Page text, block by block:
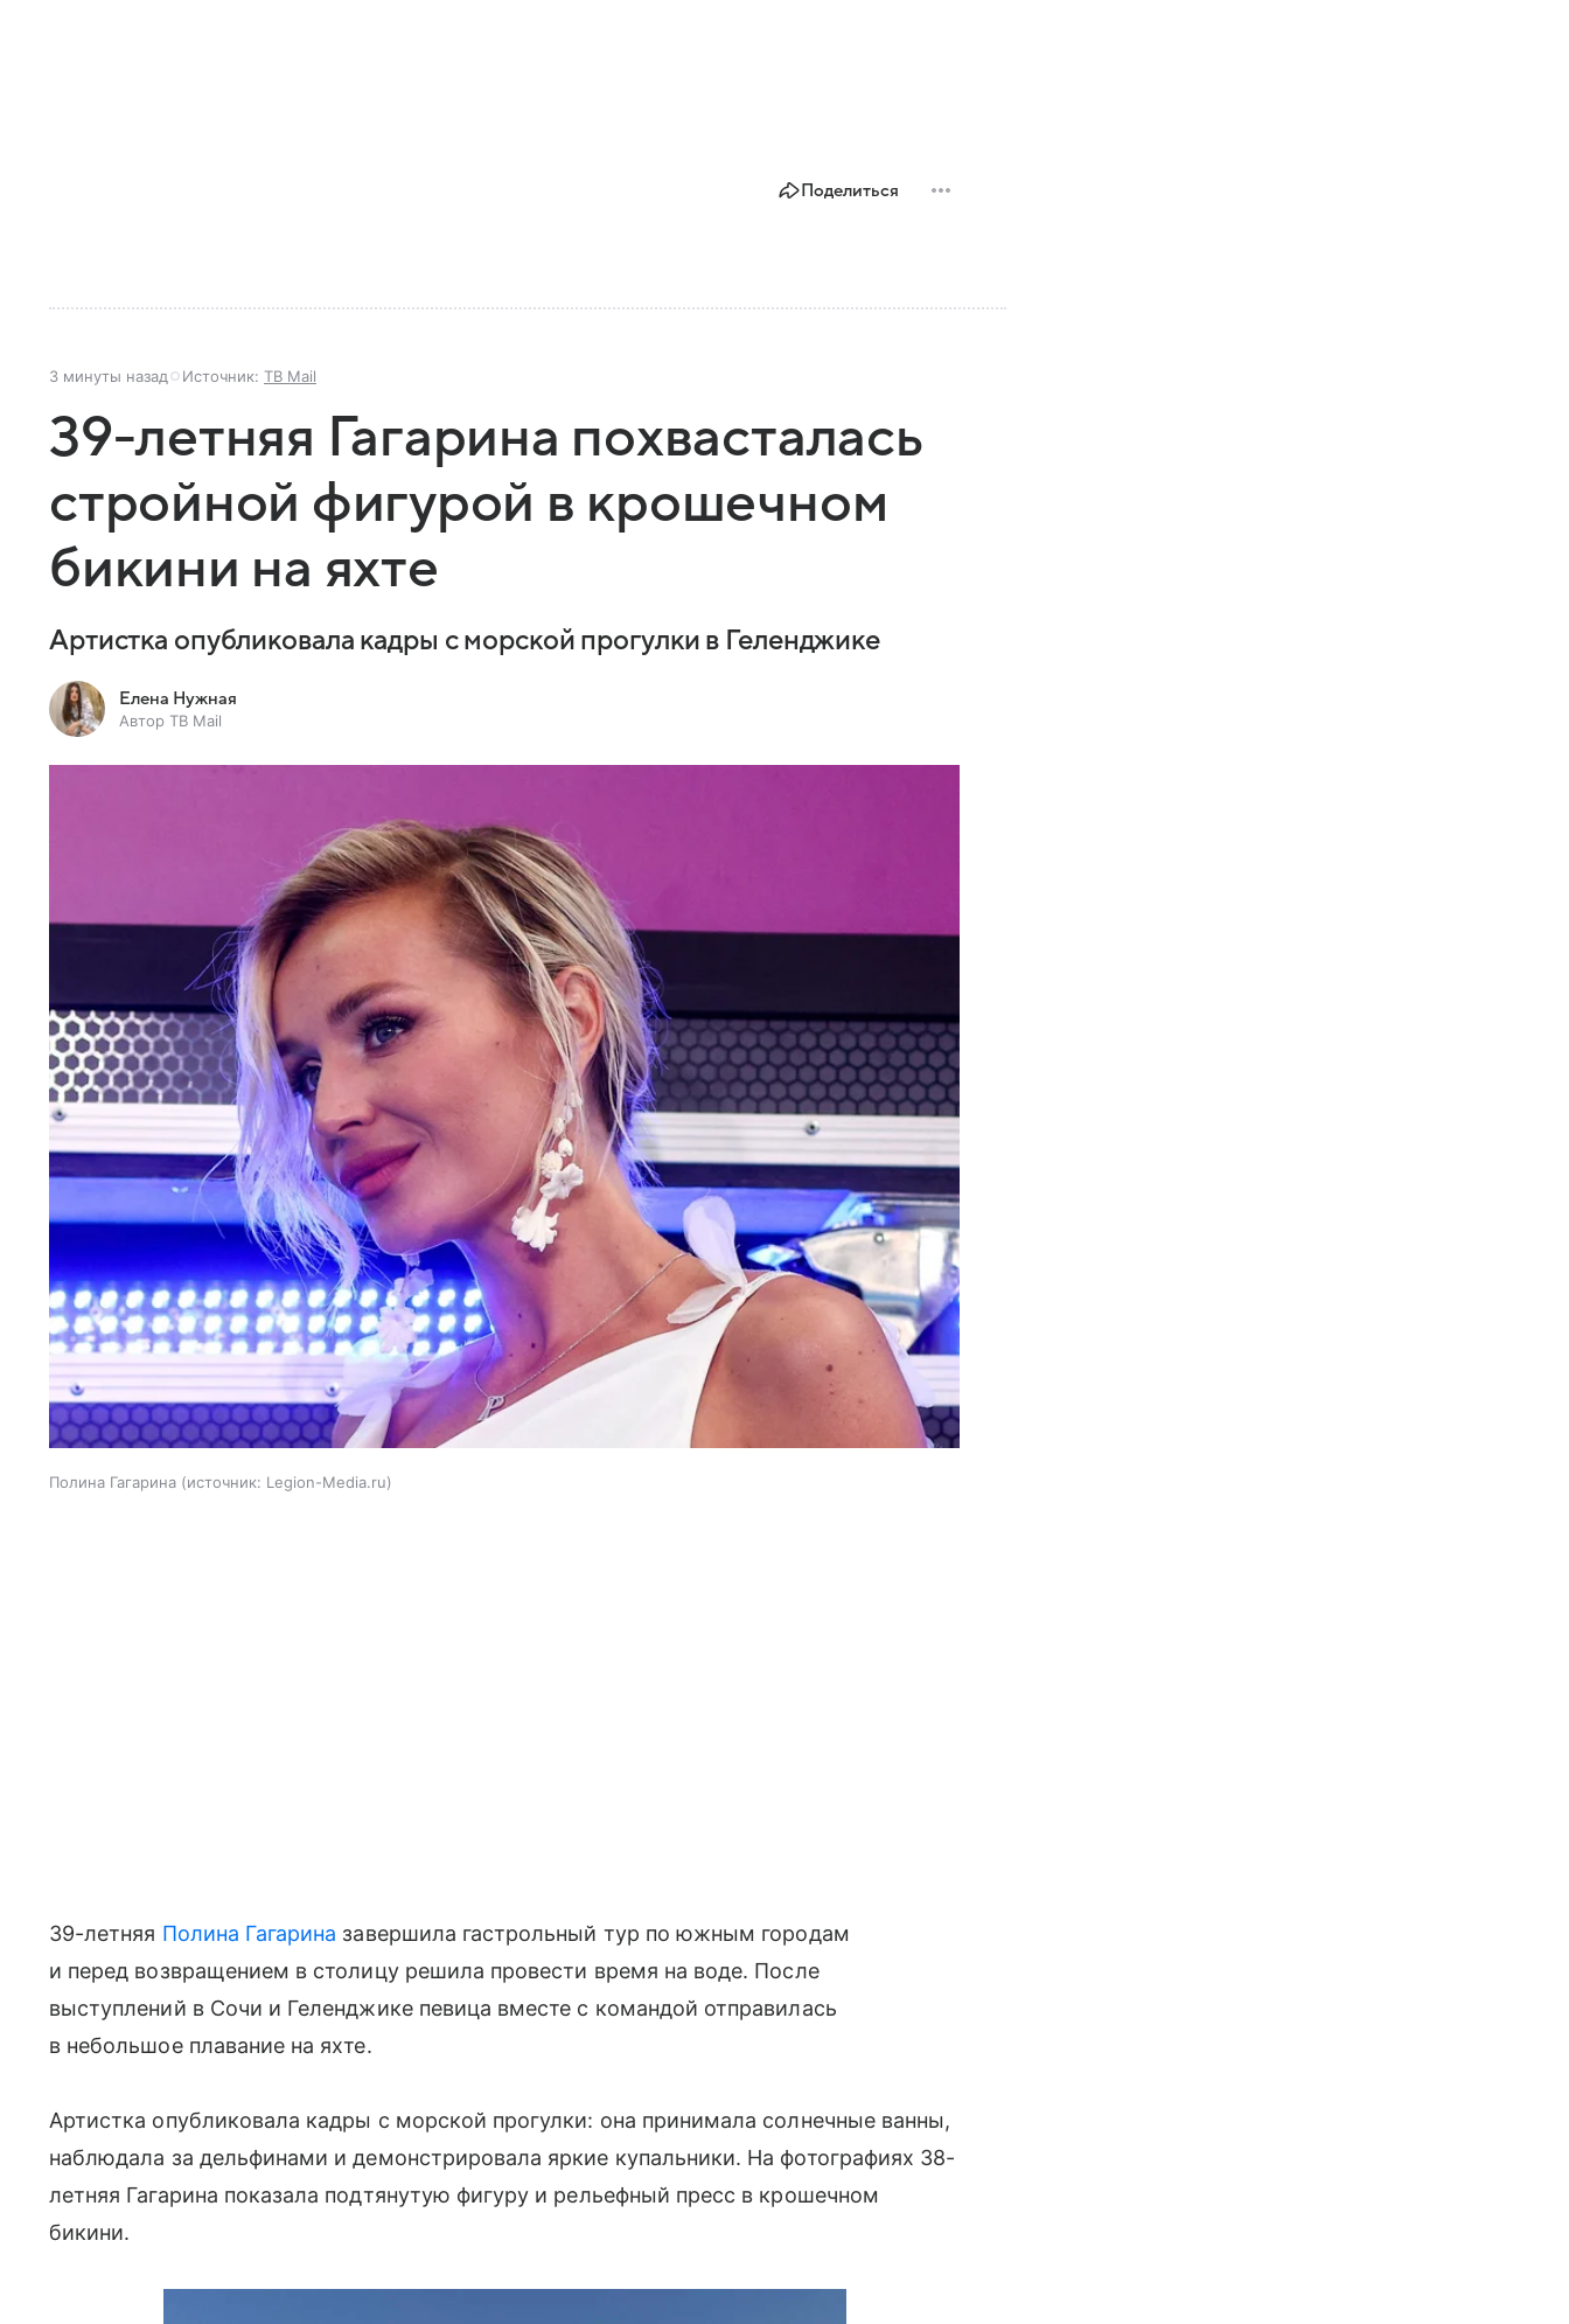
Поделиться
3 минуты назад Источник: ТВ Mail
39-летняя Гагарина похвасталась
стройной фигурой в крошечном
бикини на яхте
Артистка опубликовала кадры с морской прогулки в Геленджике
Елена Нужная
Автор ТВ Mail
Полина Гагарина источник: Legion-Media.ru
39-летняя Полина Гагарина завершила гастрольный тур по южным городам
и перед возвращением в столицу решила провести время на воде. После
выступлений в Сочи и Геленджике певица вместе с командой отправилась
в небольшое плавание на яхте.
Артистка опубликовала кадры с морской прогулки: она принимала солнечные ванны,
наблюдала за дельфинами и демонстрировала яркие купальники. На фотографиях 38-
летняя Гагарина показала подтянутую фигуру и рельефный пресс в крошечном
бикини.